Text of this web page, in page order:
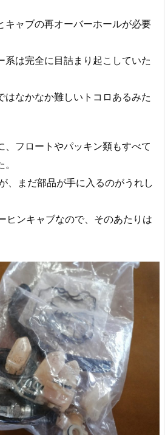
キャブの再オーバーホールが必要
系は完全に目詰まり起こしていた
はなかなか難しいトコロあるみた
、フロートやパッキン類もすべて
、まだ部品が手に入るのがうれし
ヒンキャブなので、そのあたりは